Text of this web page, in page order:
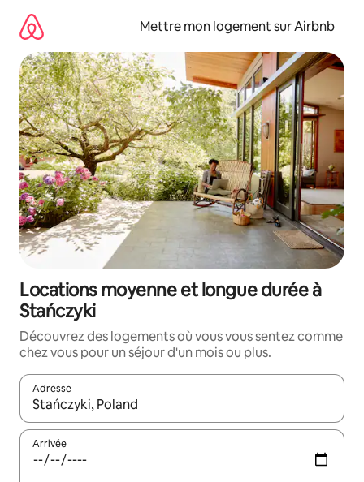
directement
contenu
Mettre mon logement sur Airbnb
Locations moyenne et longue durée à
Stańczyki
Découvrez des logements où vous vous sentez comme
chez vous pour un séjour d'un mois ou plus.
Adresse
Lorsque les résultats s'affichent, utilisez les flèches vers le
Arrivée